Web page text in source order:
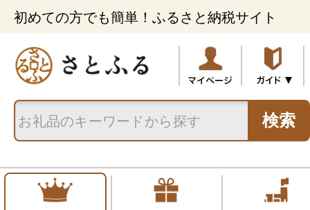
初めての方でも簡単！ふるさと納税サイト
検索